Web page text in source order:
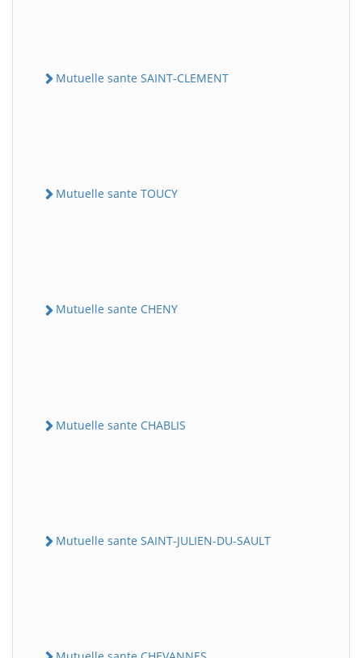
Mutuelle sante SAINT-CLEMENT
Mutuelle sante TOUCY
Mutuelle sante CHENY
Mutuelle sante CHABLIS
Mutuelle sante SAINT-JULIEN-DU-SAULT